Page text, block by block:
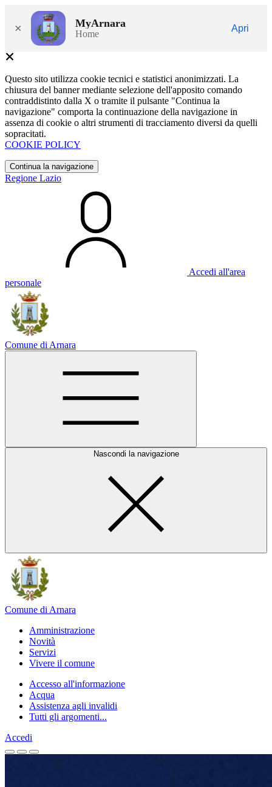
× MyArnara
Home
Apri
Questo sito utilizza cookie tecnici e statistici anonimizzati. La
chiusura del banner mediante selezione dell'apposito comando
contraddistinto dalla X o tramite il pulsante "Continua la
navigazione" comporta la continuazione della navigazione in
assenza di cookie o altri strumenti di tracciamento diversi da quelli
sopracitati.
COOKIE POLICY
Continua la navigazione
Regione Lazio
Accedi all'area
personale
Comune di Arnara
Nascondi la navigazione
Comune di Arnara
Amministrazione
Novità
Servizi
Vivere il comune
Accesso all'informazione
Acqua
Assistenza agli invalidi
Tutti gli argomenti...
Accedi
Homepage